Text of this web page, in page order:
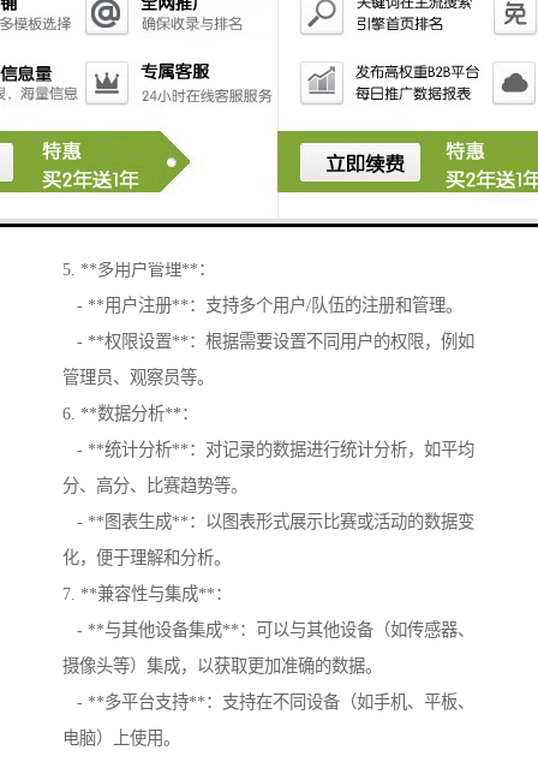
- **历史记录**：查看之前的计时与计分记录，便于分
4. **通知功能**：
- **声音提示**：在特定时间或得分时发出声音提示，
提醒参与者。
- **视觉提示**：使用闪烁灯光或改变颜色来吸引注
意。
5. **多用户管理**：
- **用户注册**：支持多个用户/队伍的注册和管理。
- **权限设置**：根据需要设置不同用户的权限，例如
管理员、观察员等。
6. **数据分析**：
- **统计分析**：对记录的数据进行统计分析，如平均
分、高分、比赛趋势等。
- **图表生成**：以图表形式展示比赛或活动的数据变
化，便于理解和分析。
7. **兼容性与集成**：
- **与其他设备集成**：可以与其他设备（如传感器、
摄像头等）集成，以获取更加准确的数据。
- **多平台支持**：支持在不同设备（如手机、平板、
电脑）上使用。